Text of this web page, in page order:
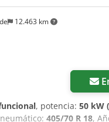
12.463 km
, potencia: 50 kW
405/70 R 18,